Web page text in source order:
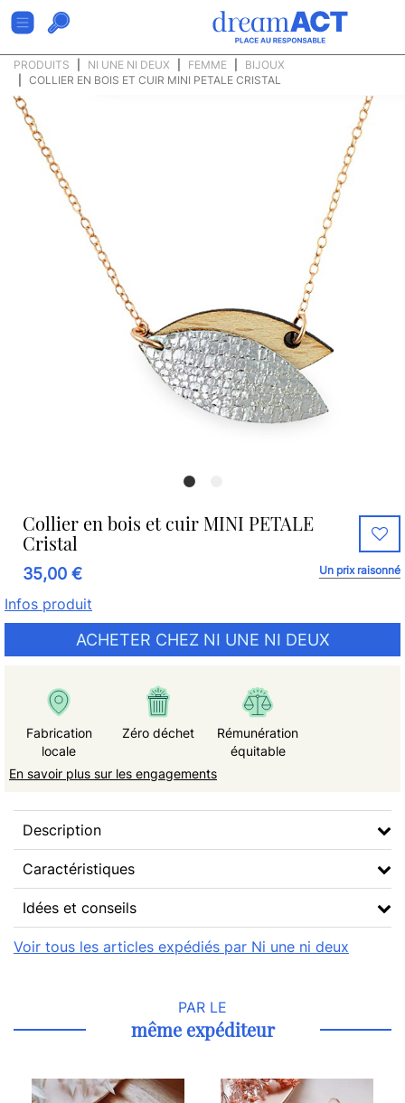
PRODUITS NI UNE NI DEUX FEMME
BIJOUX
COLLIER EN BOIS ET CUIR MINI PETALE CRISTAL
Collier en bois et cuir MINI PETALE
Cristal
35,00 € Un prix raisonné
Infos produit
ACHETER CHEZ NI UNE NI DEUX
Fabrication
locale
Zéro déchet
Rémunération
équitable
En savoir plus sur les engagements
Description
Caractéristiques
Idées et conseils
Voir tous les articles expédiés par Ni une ni deux
PAR LE
même expéditeur